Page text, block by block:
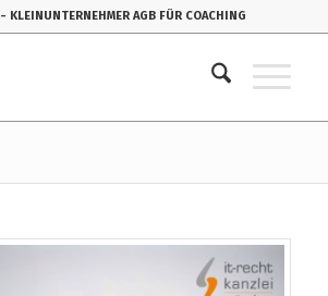
- KLEINUNTERNEHMER AGB FÜR COACHING